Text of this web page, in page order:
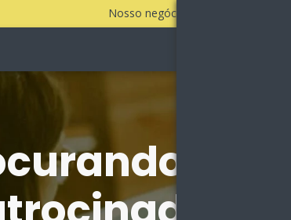
Nosso negócio é fazer a sua
por